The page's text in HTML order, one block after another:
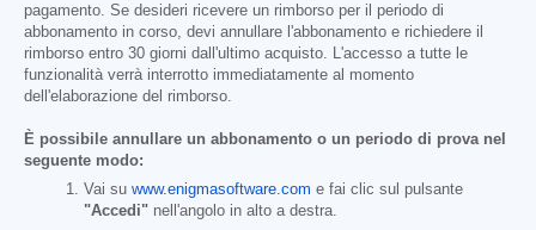
pagamento. Se desideri ricevere un rimborso per il periodo di
abbonamento in corso, devi annullare l'abbonamento e richiedere il
rimborso entro 30 giorni dall'ultimo acquisto. L'accesso a tutte le
funzionalità verrà interrotto immediatamente al momento
dell'elaborazione del rimborso.
È possibile annullare un abbonamento o un periodo di prova nel
seguente modo:
Vai su www.enigmasoftware.com e fai clic sul pulsante
"Accedi" nell'angolo in alto a destra.